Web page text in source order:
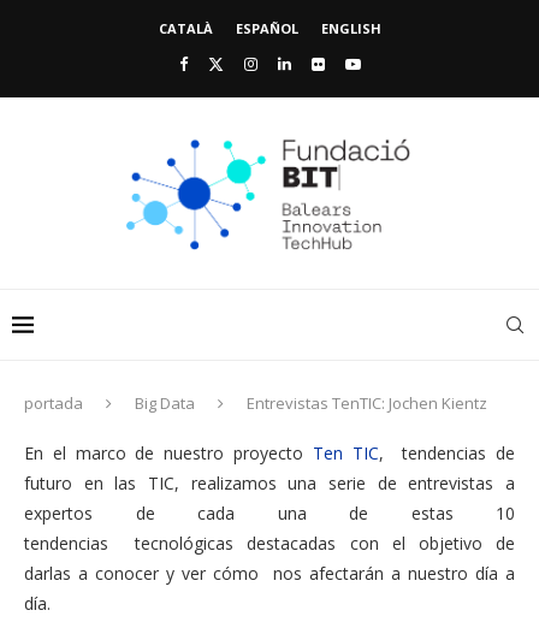
CATALÀ ESPAÑOL ENGLISH
portada Big Data Entrevistas TenTIC: Jochen Kientz
En el marco de nuestro proyecto Ten TIC, tendencias de
futuro en las TIC, realizamos una serie de entrevistas a
expertos de cada una de estas 10
tendencias tecnológicas destacadas con el objetivo de
darlas a conocer y ver cómo nos afectarán a nuestro día a
día.